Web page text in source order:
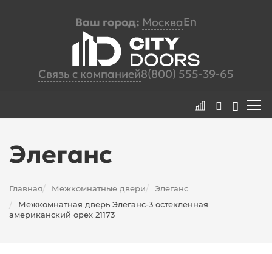
Ваш город: МоскваEn
Связь с компанией8(800) 555-39-65
Элеганс
Главная/ Межкомнатные двери/ Элеганс
/
Межкомнатная дверь Элеганс-3 остекленная
американский орех 21173